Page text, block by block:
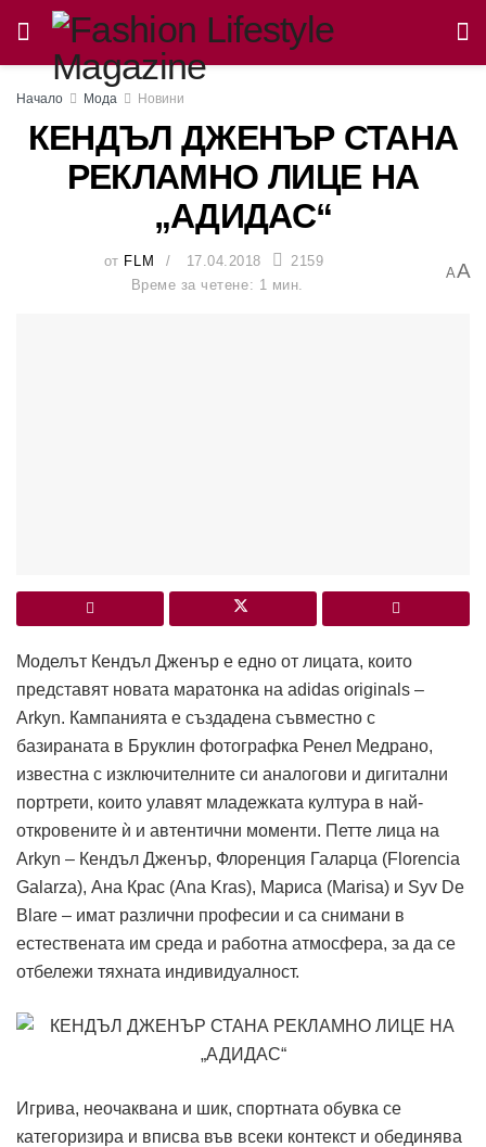
Начало Мода Новини
КЕНДЪЛ ДЖЕНЪР СТАНА
РЕКЛАМНО ЛИЦЕ НА
„АДИДАС“
от FLM 17.04.2018
2159
Време за четене: 1 мин.
AA
Моделът Кендъл Дженър е едно от лицата, които
представят новата маратонка на adidas originals –
Arkyn. Кампанията е създадена съвместно с
базираната в Бруклин фотографка Ренел Медрано,
известна с изключителните си аналогови и дигитални
портрети, които улавят младежката култура в най-
откровените ѝ и автентични моменти. Петте лица на
Arkyn – Кендъл Дженър, Флоренция Галарца (Florencia
Galarza), Ана Крас (Ana Kras), Мариса (Marisa) и Syv De
Blare – имат различни професии и са снимани в
естествената им среда и работна атмосфера, за да се
отбележи тяхната индивидуалност.
Игрива, неочаквана и шик, спортната обувка се
категоризира и вписва във всеки контекст и обединява